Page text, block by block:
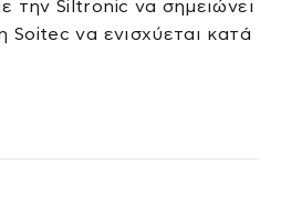
την Siltronic να σημειώνει
Soitec να ενισχύεται κατά